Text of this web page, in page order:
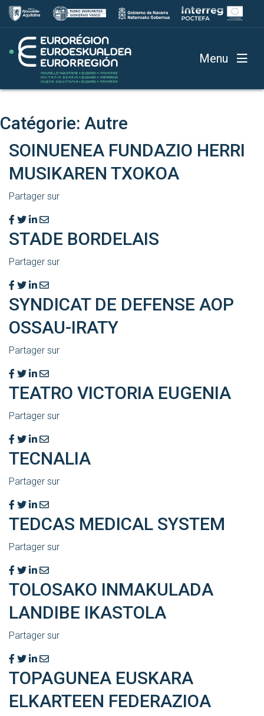
Menu
Catégorie: Autre
SOINUENEA FUNDAZIO HERRI
MUSIKAREN TXOKOA
Partager sur
STADE BORDELAIS
Partager sur
SYNDICAT DE DEFENSE AOP
OSSAU-IRATY
Partager sur
TEATRO VICTORIA EUGENIA
Partager sur
TECNALIA
Partager sur
TEDCAS MEDICAL SYSTEM
Partager sur
TOLOSAKO INMAKULADA
LANDIBE IKASTOLA
Partager sur
TOPAGUNEA EUSKARA
ELKARTEEN FEDERAZIOA